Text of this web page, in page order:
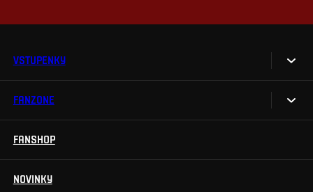
VSTUPENKY
Vstupenky
Handicapovaní fanoušci
FANZONE
Sparta UNLIMITED.
FANSHOP
NOVINKY